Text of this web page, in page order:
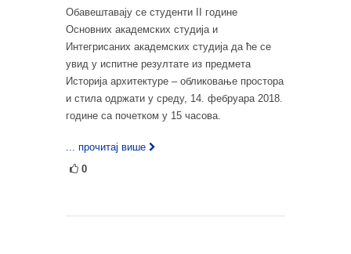
Обавештавају се студенти II године
Основних академских студија и
Интегрисаних академских студија да ће се
увид у испитне резултате из предмета
Историја архитектуре – обликовање простора
и стила одржати у среду, 14. фебруара 2018.
године са почетком у 15 часова.
... прочитај више
0